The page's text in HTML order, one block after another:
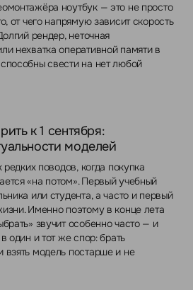
ноутбук — это не просто
от чего напрямую зависит скорость
рендер, неточная
нехватка оперативной памяти в
свести на нет любой
к 1 сентября:
моделей
поводов, когда покупка
«на потом». Первый учебный
или студента, а часто и первый
Именно поэтому в конце лета
звучит особенно часто — и
один и тот же спор: брать
взять модель постарше и не